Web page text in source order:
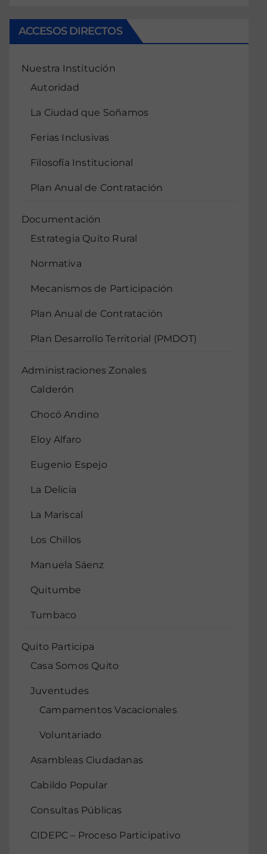
ACCESOS DIRECTOS
Nuestra Institución
Autoridad
La Ciudad que Soñamos
Ferias Inclusivas
Filosofía Institucional
Plan Anual de Contratación
Documentación
Estrategia Quito Rural
Normativa
Mecanismos de Participación
Plan Anual de Contratación
Plan Desarrollo Territorial (PMDOT)
Administraciones Zonales
Calderón
Chocó Andino
Eloy Alfaro
Eugenio Espejo
La Delicia
La Mariscal
Los Chillos
Manuela Sáenz
Quitumbe
Tumbaco
Quito Participa
Casa Somos Quito
Juventudes
Campamentos Vacacionales
Voluntariado
Asambleas Ciudadanas
Cabildo Popular
Consultas Públicas
CIDEPC – Proceso Participativo